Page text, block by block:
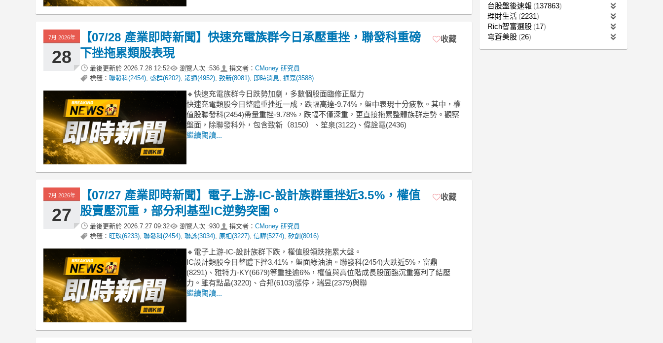
7月 2026年
28
【07/28 產業即時新聞】快速充電族群今日承壓重挫，聯發科重磅
下挫拖累類股表現
最後更新於 2026.7.28 12:52 瀏覽人次 :536 撰文者： CMoney 研究員
標籤： 聯發科(2454) 盛群(6202) 凌通(4952) 致新(8081) 即時消息 通嘉(3588)
收藏
🔸快速充電族群今日跌勢加劇，多數個股面臨修正壓力
快速充電類股今日整體重挫近一成，跌幅高達-9.74%，盤中表現十分疲軟。其中，權
值股聯發科(2454)帶量重挫-9.78%，跌幅不僅深重，更直接拖累整體族群走勢。觀察
盤面，除聯發科外，包含致新（8150）、笙泉(3122)、偉詮電(2436)
繼續閱讀...
7月 2026年
27
【07/27 產業即時新聞】電子上游-IC-設計族群重挫近3.5%，權值
股賣壓沉重，部分利基型IC逆勢突圍。
最後更新於 2026.7.27 09:32 瀏覽人次 :930 撰文者： CMoney 研究員
標籤： 旺玖(6233) 聯發科(2454) 聯詠(3034) 原相(3227) 信驊(5274) 矽創(8016)
收藏
🔸電子上游-IC-設計族群下跌，權值股領跌拖累大盤。
IC設計類股今日整體下挫3.41%，盤面綠油油。聯發科(2454)大跌近5%，富鼎
(8291)、雅特力-KY(6679)等重挫逾6%，權值與高位階成長股面臨沉重獲利了結壓
力。雖有點晶(3220)、合邦(6103)漲停，瑞昱(2379)與聯
繼續閱讀...
台股盤後速報 137863
理財生活 2231
Rich智富選股 17
穹蒼美股 26